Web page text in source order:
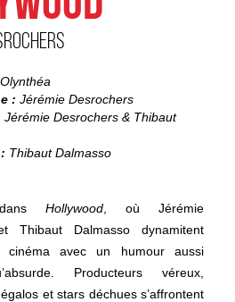
Olynthéa
: Jérémie Desrochers
Jérémie Desrochers & Thibaut
Thibaut Dalmasso
dans Hollywood , où Jérémie
Thibaut Dalmasso dynamitent
cinéma avec un humour aussi
Producteurs véreux,
et stars déchues s’affrontent